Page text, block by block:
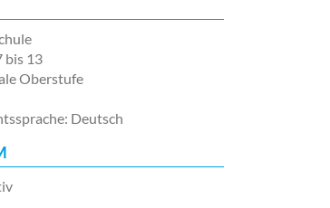
bis 13
Oberstufe
Deutsch